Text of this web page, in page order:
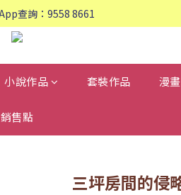
查詢：9558 8661
查詢：9558 8661
💰HK$800，🚚免運費❤️
查詢：9558 8661
小說作品 套裝作品 漫
銷售點
三坪房間的侵